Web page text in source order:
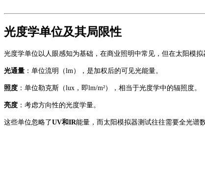
光度学单位及其局限性
光度学单位以人眼感知为基础，在商业照明中常见，但在太阳模拟
光通量 ：单位流明（lm），是加权后的可见光能量。
照度 ：单位勒克斯（lux，即lm/m²），相当于光度学中的辐照度。
亮度 ：考虑方向性的光度学量。
这些单位忽略了UV和IR能量，而太阳模拟器测试往往需要全光谱